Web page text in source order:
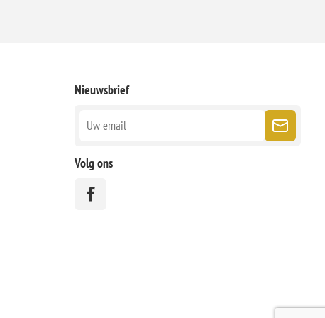
Nieuwsbrief
Volg ons